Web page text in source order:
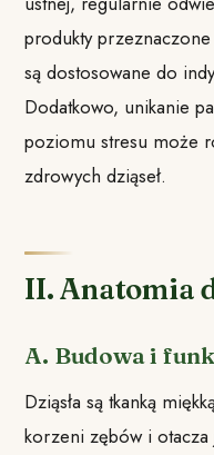
produkty
są dostosowane do
Dodatkowo, unikanie
poziomu stresu może
zdrowych dziąseł.
II. Anatomia
A. Budowa i
Dziąsła są tkanką
korzeni zębów i otacza